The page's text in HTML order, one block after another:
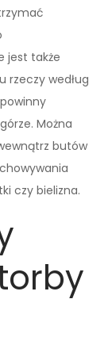
jest także
rzeczy według
Można
butów
czy bielizna.